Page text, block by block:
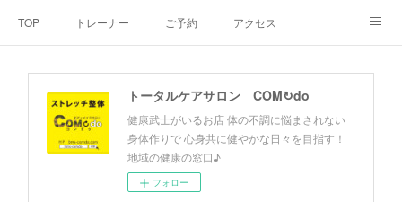
TOP トレーナー ご予約 アクセス
お客様の声
トータルケアサロン COM↻do
健康武士がいるお店 体の不調に悩まされない
身体作りで 心身共に健やかな日々を目指す！
地域の健康の窓口♪
フォロー